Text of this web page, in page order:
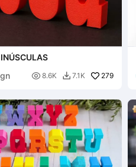
 8.6K  7.1K 279